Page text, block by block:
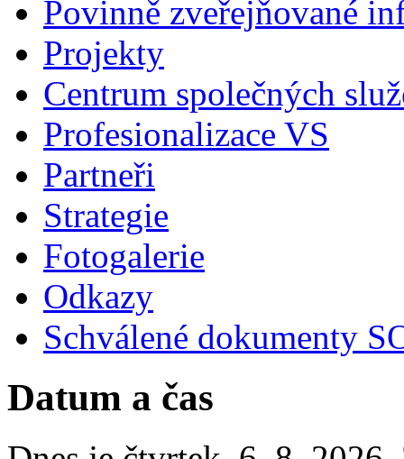
Povinně zveřejňované
Projekty
Centrum společných
Profesionalizace VS
Partneři
Strategie
Fotogalerie
Odkazy
Schválené dokumenty
Datum a čas